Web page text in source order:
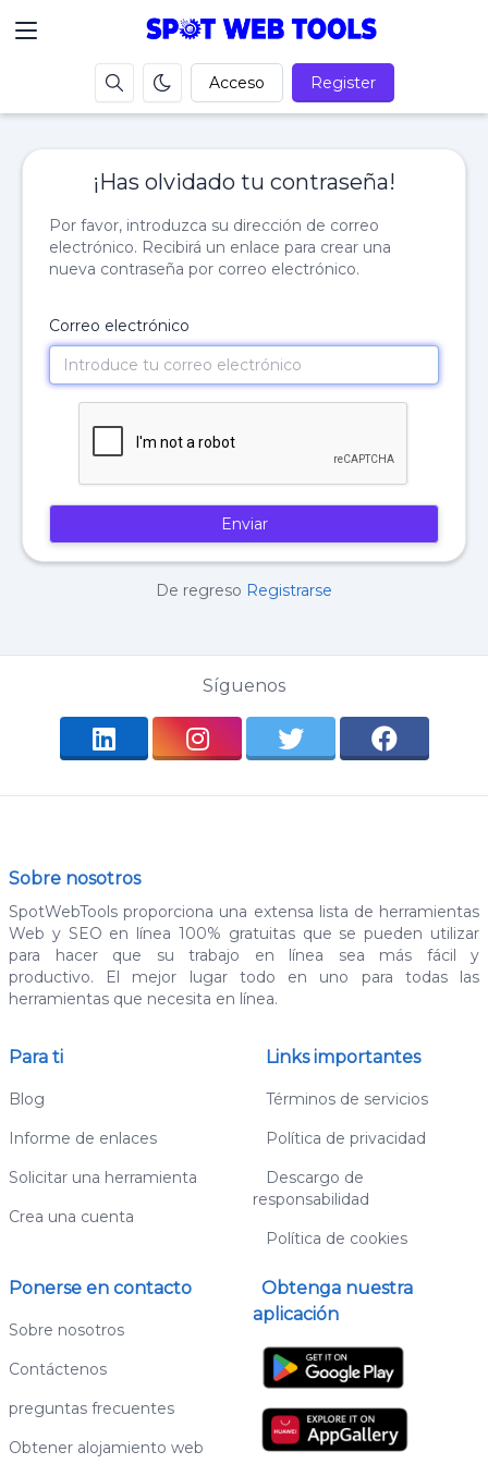
Acceso Register
¡Has olvidado tu contraseña!
Por favor, introduzca su dirección de correo
electrónico. Recibirá un enlace para crear una
nueva contraseña por correo electrónico.
Correo electrónico
Enviar
De regreso Registrarse
Síguenos
Sobre nosotros
SpotWebTools proporciona una extensa lista de herramientas
Web y SEO en línea 100% gratuitas que se pueden utilizar
para hacer que su trabajo en línea sea más fácil y
productivo. El mejor lugar todo en uno para todas las
herramientas que necesita en línea.
Para ti
Blog
Informe de enlaces
Solicitar una herramienta
Crea una cuenta
Links importantes
Términos de servicios
Política de privacidad
Descargo de
responsabilidad
Política de cookies
Ponerse en contacto
Sobre nosotros
Contáctenos
preguntas frecuentes
Obtener alojamiento web
Obtenga nuestra
aplicación